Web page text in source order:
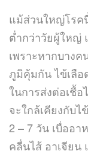
แม้ส่วนใหญ่โรค
ต่ำกว่าวัยผู้ใหญ่
เพราะหากบาง
ภูมิคุ้มกัน ไข้เลือ
ในการส่งต่อเชื้อ
จะใกล้เคียงกับ
2 – 7 วัน เบื่ออ
คลื่นไส้ อาเจียน